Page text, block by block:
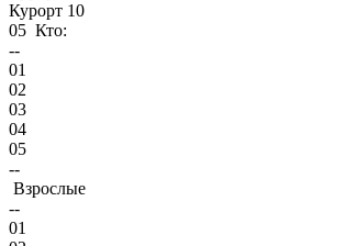
Курорт 10
05 Кто:
--
01
02
03
04
05
--
Взрослые
--
01